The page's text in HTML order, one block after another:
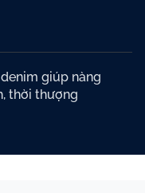
giúp nàng
thời thượng